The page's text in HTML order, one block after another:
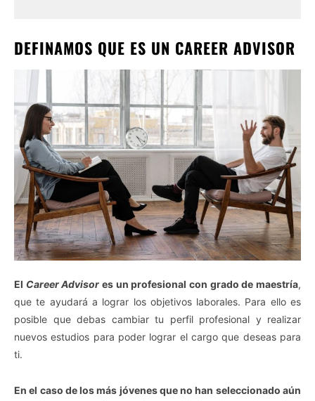
DEFINAMOS QUE ES UN CAREER ADVISOR
El Career Advisor es un profesional con grado de maestría,
que te ayudará a lograr los objetivos laborales. Para ello es
posible que debas cambiar tu perfil profesional y realizar
nuevos estudios para poder lograr el cargo que deseas para
ti.
En el caso de los más jóvenes que no han seleccionado aún